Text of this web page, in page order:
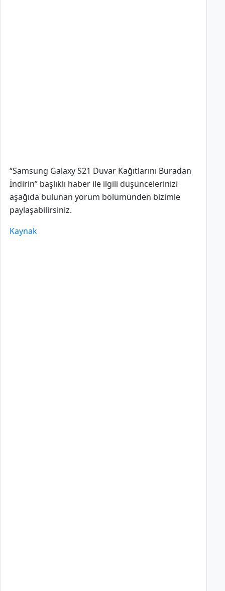
“Samsung Galaxy S21 Duvar Kağıtlarını Buradan
İndirin” başlıklı haber ile ilgili düşüncelerinizi
aşağıda bulunan yorum bölümünden bizimle
paylaşabilirsiniz.
Kaynak